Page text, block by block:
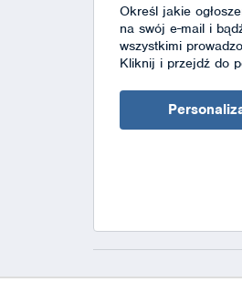
Określ jakie
na swój e-mail i
wszystkimi
Kliknij i przejdź do